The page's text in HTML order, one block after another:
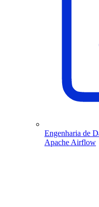
Engenharia de
Apache Airflow